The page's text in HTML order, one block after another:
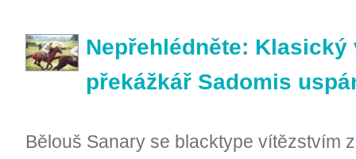
Nepřehlédněte: Klasický
překážkář Sadomis
Bělouš Sanary se blacktype vítězstvím